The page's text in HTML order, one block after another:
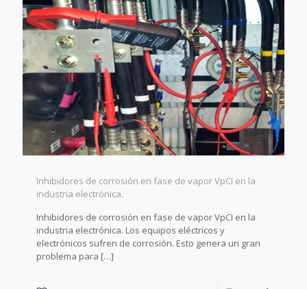
Inhibidores de corrosión en fase de vapor VpCI en la
industria electrónica.
Inhibidores de corrosión en fase de vapor VpCI en la
industria electrónica. Los equipos eléctricos y
electrónicos sufren de corrosión. Esto genera un gran
problema para […]